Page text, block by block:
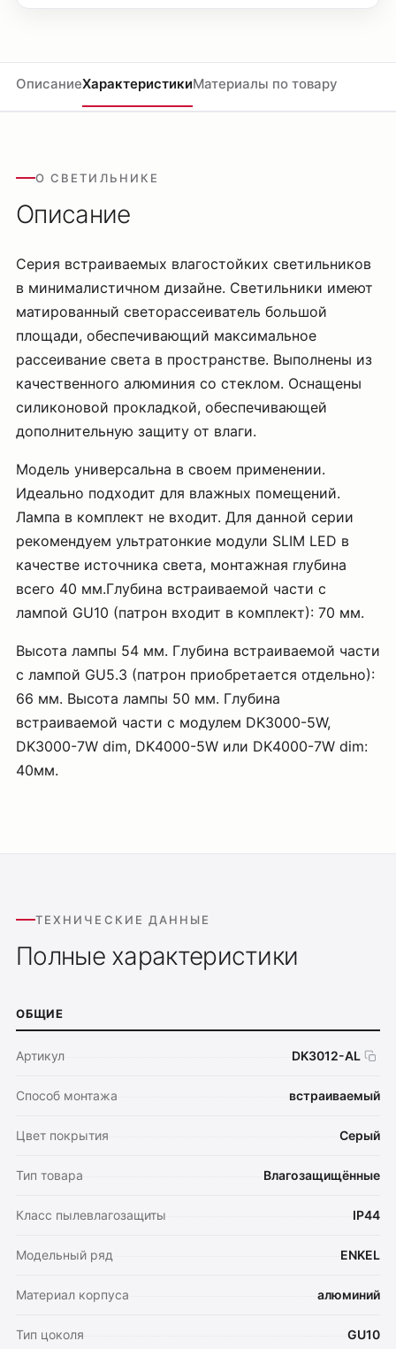
ОписаниеХарактеристикиМатериалы по товару
О СВЕТИЛЬНИКЕ
Описание
Серия встраиваемых влагостойких светильников
в минималистичном дизайне. Светильники имеют
матированный светорассеиватель большой
площади, обеспечивающий максимальное
рассеивание света в пространстве. Выполнены из
качественного алюминия со стеклом. Оснащены
силиконовой прокладкой, обеспечивающей
дополнительную защиту от влаги.
Модель универсальна в своем применении.
Идеально подходит для влажных помещений.
Лампа в комплект не входит. Для данной серии
рекомендуем ультратонкие модули SLIM LED в
качестве источника света, монтажная глубина
всего 40 мм.Глубина встраиваемой части с
лампой GU10 (патрон входит в комплект): 70 мм.
Высота лампы 54 мм. Глубина встраиваемой части
с лампой GU5.3 (патрон приобретается отдельно):
66 мм. Высота лампы 50 мм. Глубина
встраиваемой части с модулем DK3000-5W,
DK3000-7W dim, DK4000-5W или DK4000-7W dim:
40мм.
ТЕХНИЧЕСКИЕ ДАННЫЕ
Полные характеристики
ОБЩИЕ
Артикул DK3012-AL
Способ монтажа встраиваемый
Цвет покрытия Серый
Тип товара Влагозащищённые
Класс пылевлагозащиты IP44
Модельный ряд ENKEL
Материал корпуса алюминий
Тип цоколя GU10